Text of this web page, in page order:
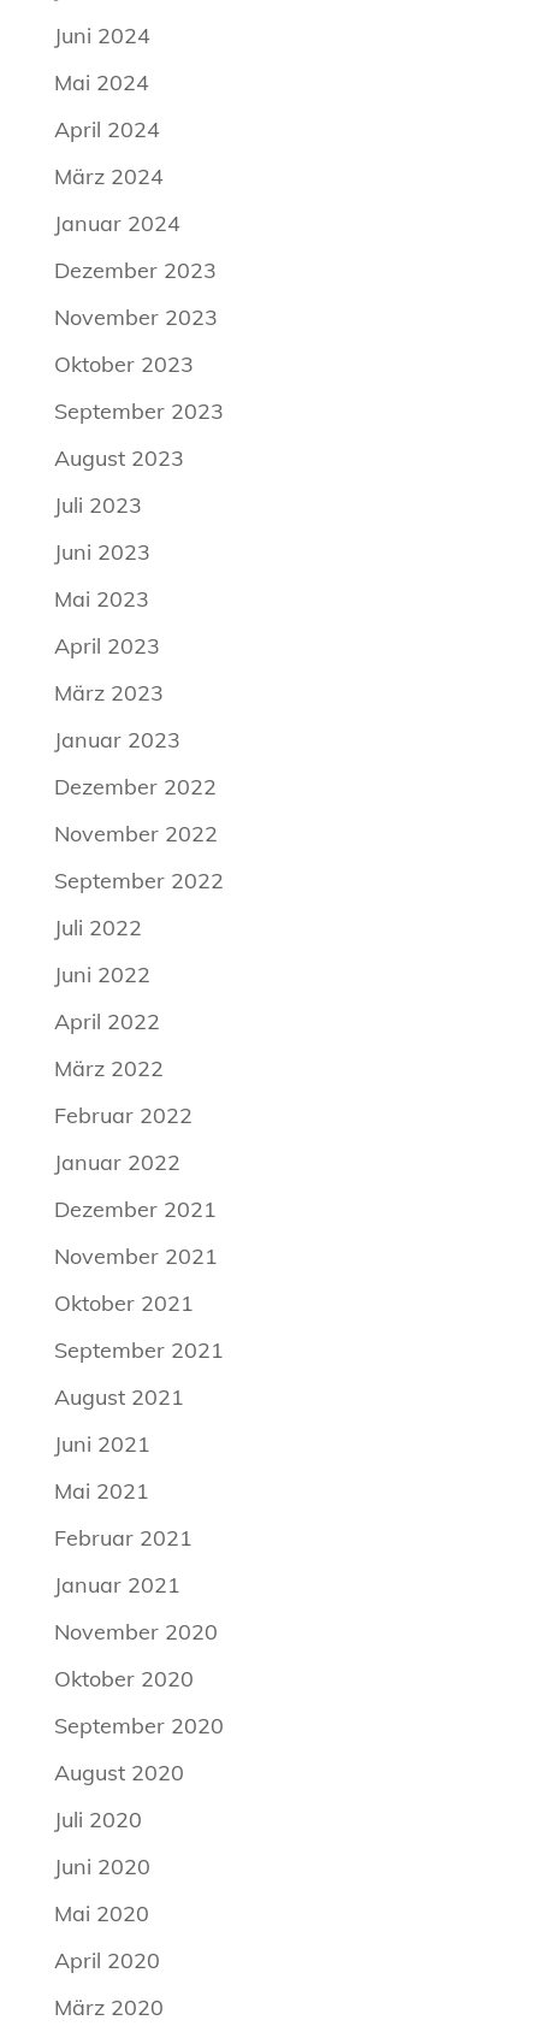
Juni 2024
Mai 2024
April 2024
März 2024
Januar 2024
Dezember 2023
November 2023
Oktober 2023
September 2023
August 2023
Juli 2023
Juni 2023
Mai 2023
April 2023
März 2023
Januar 2023
Dezember 2022
November 2022
September 2022
Juli 2022
Juni 2022
April 2022
März 2022
Februar 2022
Januar 2022
Dezember 2021
November 2021
Oktober 2021
September 2021
August 2021
Juni 2021
Mai 2021
Februar 2021
Januar 2021
November 2020
Oktober 2020
September 2020
August 2020
Juli 2020
Juni 2020
Mai 2020
April 2020
März 2020